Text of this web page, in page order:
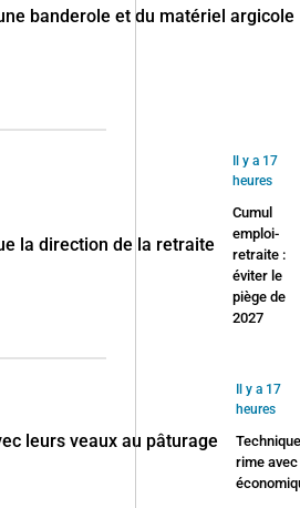
Il y a 17
heures
Cumul
emploi-
retraite :
éviter le
piège de
2027
Il y a 17
heures
Technique
rime avec